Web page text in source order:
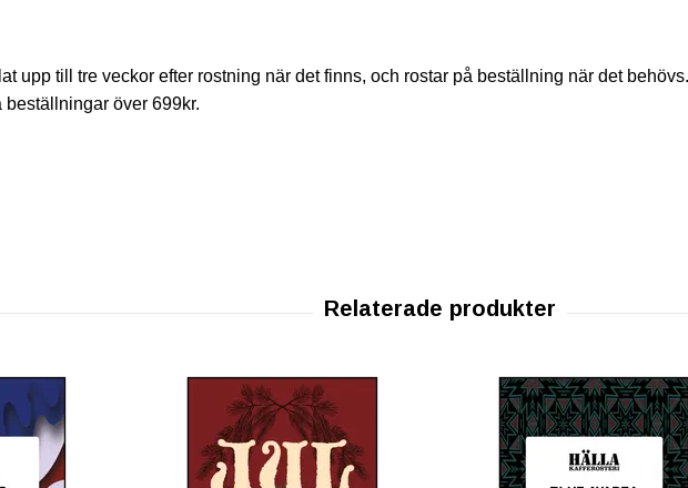
upp till tre veckor efter rostning när det finns, och rostar på beställning när det
beställningar över 699kr.